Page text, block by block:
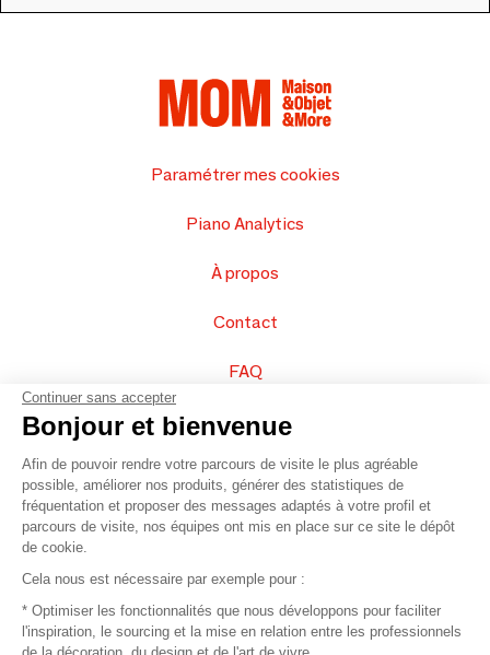
Paramétrer mes cookies
Piano Analytics
À propos
Contact
FAQ
Vendez vos produits
Plan du site
© 2016 –Organisation SAFI
Recrutement
Continuer sans accepter
Bonjour et bienvenue
Afin de pouvoir rendre votre parcours de visite le plus agréable
possible, améliorer nos produits, générer des statistiques de
fréquentation et proposer des messages adaptés à votre profil et
parcours de visite, nos équipes ont mis en place sur ce site le dépôt
de cookie.
Cela nous est nécessaire par exemple pour :
* Optimiser les fonctionnalités que nous développons pour faciliter
l'inspiration, le sourcing et la mise en relation entre les professionnels
de la décoration, du design et de l'art de vivre